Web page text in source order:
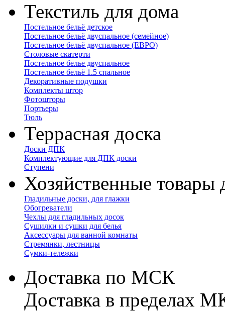
Текстиль для дома
Постельное бельё детское
Постельное бельё двуспальное (семейное)
Постельное бельё двуспальное (ЕВРО)
Столовые скатерти
Постельное белье двуспальное
Постельное бельё 1.5 спальное
Декоративные подушки
Комплекты штор
Фотошторы
Портьеры
Тюль
Террасная доска
Доски ДПК
Комплектующие для ДПК доски
Ступени
Хозяйственные товары
Гладильные доски, для глажки
Обогреватели
Чехлы для гладильных досок
Сушилки и сушки для белья
Аксессуары для ванной комнаты
Стремянки, лестницы
Сумки-тележки
Доставка по МСК
Доставка в пределах